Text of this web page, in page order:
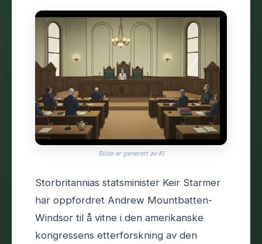
Bilde er generert av KI
Storbritannias statsminister Keir Starmer
har oppfordret Andrew Mountbatten-
Windsor til å vitne i den amerikanske
kongressens etterforskning av den